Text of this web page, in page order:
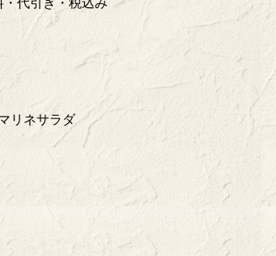
リネサラダ